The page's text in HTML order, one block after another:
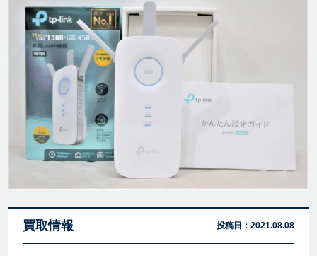
買取情報 投稿日： 2021.08.08